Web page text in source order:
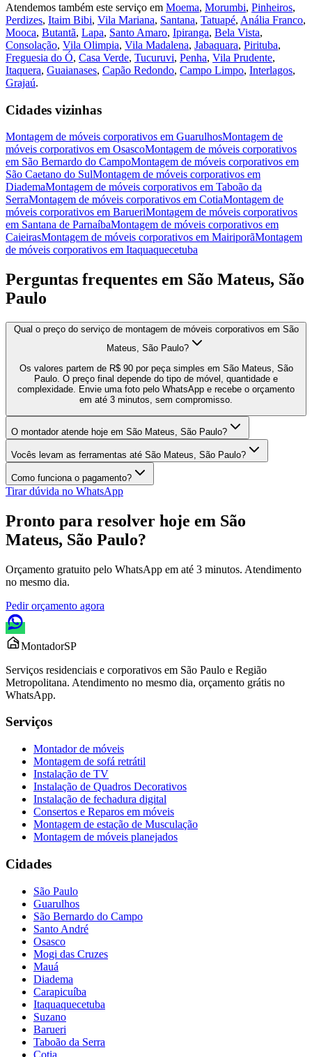
Atendemos também este serviço em Moema, Morumbi, Pinheiros,
Perdizes, Itaim Bibi, Vila Mariana, Santana, Tatuapé, Anália Franco,
Mooca, Butantã, Lapa, Santo Amaro, Ipiranga, Bela Vista,
Consolação, Vila Olimpia, Vila Madalena, Jabaquara, Pirituba,
Freguesia do Ó, Casa Verde, Tucuruvi, Penha, Vila Prudente,
Itaquera, Guaianases, Capão Redondo, Campo Limpo, Interlagos,
Grajaú.
Cidades vizinhas
Montagem de móveis corporativos em GuarulhosMontagem de
móveis corporativos em OsascoMontagem de móveis corporativos
em São Bernardo do CampoMontagem de móveis corporativos em
São Caetano do SulMontagem de móveis corporativos em
DiademaMontagem de móveis corporativos em Taboão da
SerraMontagem de móveis corporativos em CotiaMontagem de
móveis corporativos em BarueriMontagem de móveis corporativos
em Santana de ParnaíbaMontagem de móveis corporativos em
CaieirasMontagem de móveis corporativos em MairiporãMontagem
de móveis corporativos em Itaquaquecetuba
Perguntas frequentes em São Mateus, São
Paulo
Qual o preço do serviço de montagem de móveis corporativos em São
Mateus, São Paulo?
Os valores partem de R$ 90 por peça simples em São Mateus, São
Paulo. O preço final depende do tipo de móvel, quantidade e
complexidade. Envie uma foto pelo WhatsApp e recebe o orçamento
em até 3 minutos, sem compromisso.
O montador atende hoje em São Mateus, São Paulo?
Vocês levam as ferramentas até São Mateus, São Paulo?
Como funciona o pagamento?
Tirar dúvida no WhatsApp
Pronto para resolver hoje em São
Mateus, São Paulo?
Orçamento gratuito pelo WhatsApp em até 3 minutos. Atendimento
no mesmo dia.
Pedir orçamento agora
MontadorSP
Serviços residenciais e corporativos em São Paulo e Região
Metropolitana. Atendimento no mesmo dia, orçamento grátis no
WhatsApp.
Serviços
Montador de móveis
Montagem de sofá retrátil
Instalação de TV
Instalação de Quadros Decorativos
Instalação de fechadura digital
Consertos e Reparos em móveis
Montagem de estação de Musculação
Montagem de móveis planejados
Cidades
São Paulo
Guarulhos
São Bernardo do Campo
Santo André
Osasco
Mogi das Cruzes
Mauá
Diadema
Carapicuíba
Itaquaquecetuba
Suzano
Barueri
Taboão da Serra
Cotia